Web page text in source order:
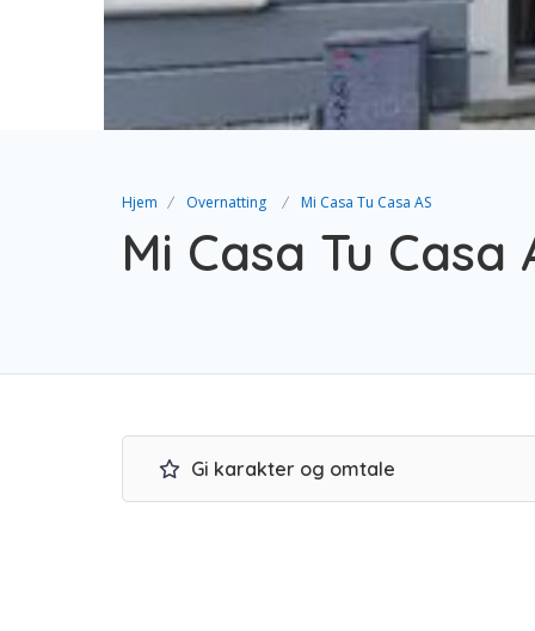
Hjem Overnatting Mi Casa Tu Casa AS
Mi Casa Tu Casa
Gi karakter og omtale